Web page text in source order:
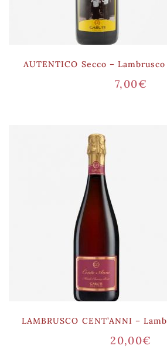
AUTENTICO Secco –
7,00€
LAMBRUSCO CENT’ANNI –
20,00€